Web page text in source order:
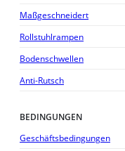
Maßgeschneidert
Rollstuhlrampen
Bodenschwellen
Anti-Rutsch
BEDINGUNGEN
Geschäftsbedingungen